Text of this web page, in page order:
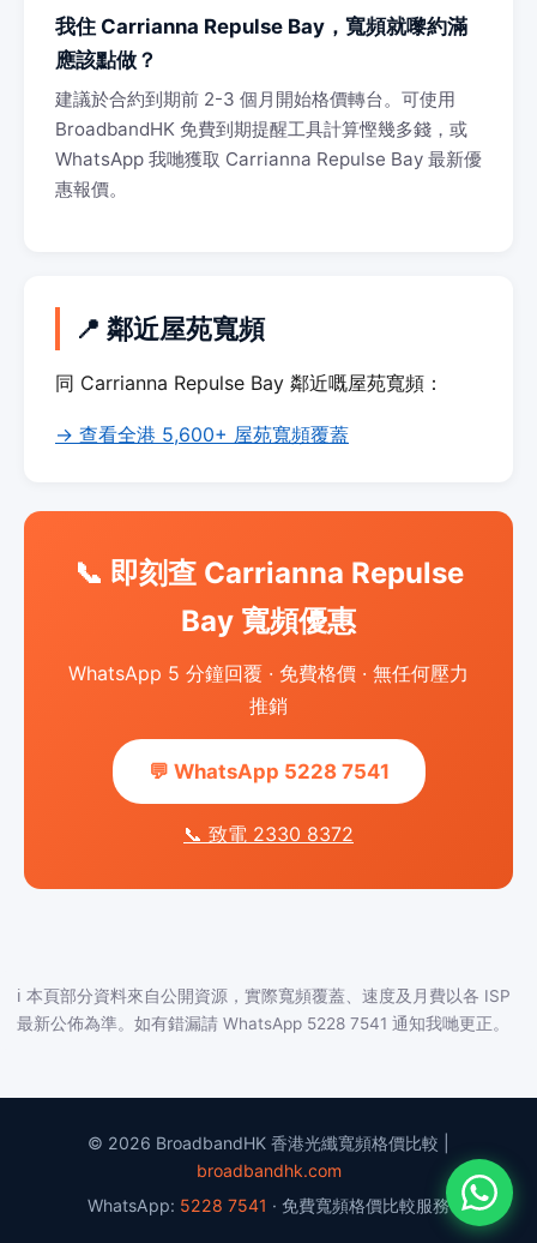
我住 Carrianna Repulse Bay，寬頻就嚟約滿
應該點做？
建議於合約到期前 2-3 個月開始格價轉台。可使用
BroadbandHK 免費到期提醒工具計算慳幾多錢，或
WhatsApp 我哋獲取 Carrianna Repulse Bay 最新優
惠報價。
📍 鄰近屋苑寬頻
同 Carrianna Repulse Bay 鄰近嘅屋苑寬頻：
→ 查看全港 5,600+ 屋苑寬頻覆蓋
📞 即刻查 Carrianna Repulse
Bay 寬頻優惠
WhatsApp 5 分鐘回覆 · 免費格價 · 無任何壓力
推銷
💬 WhatsApp 5228 7541
📞 致電 2330 8372
ℹ️ 本頁部分資料來自公開資源，實際寬頻覆蓋、速度及月費以各 ISP
最新公佈為準。如有錯漏請 WhatsApp 5228 7541 通知我哋更正。
© 2026 BroadbandHK 香港光纖寬頻格價比較 |
broadbandhk.com
WhatsApp: 5228 7541 · 免費寬頻格價比較服務